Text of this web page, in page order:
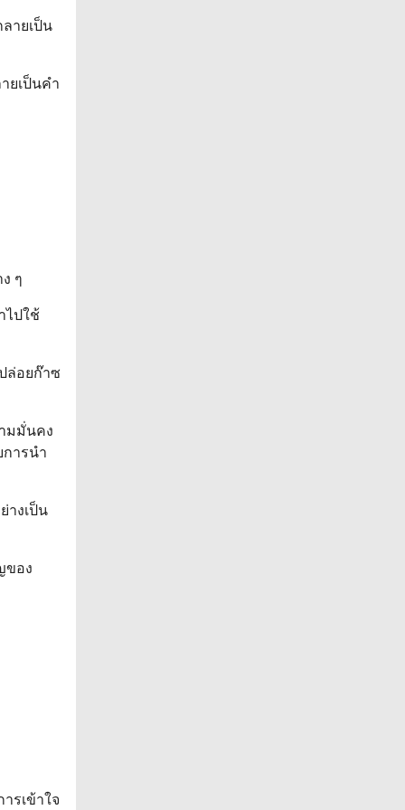
ายเป็น
ยเป็นคำ
ๆ
ไปใช้
ล่อยก๊าซ
มมั่นคง
การนำ
างเป็น
ของ
รเข้าใจ